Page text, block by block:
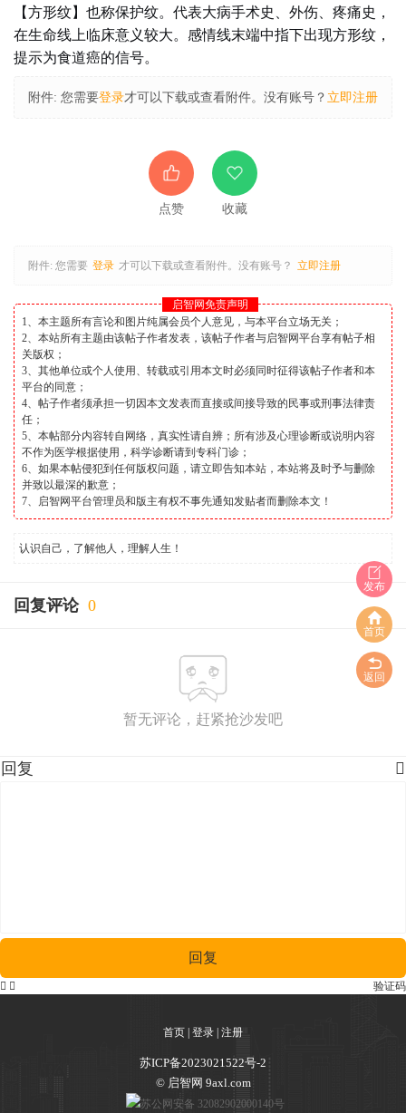
【方形纹】也称保护纹。代表大病手术史、外伤、疼痛史，
在生命线上临床意义较大。感情线末端中指下出现方形纹，
提示为食道癌的信号。
附件: 您需要登录才可以下载或查看附件。没有账号？ 立即注册
点赞 收藏
附件: 您需要 登录 才可以下载或查看附件。没有账号？ 立即注册
启智网免责声明
1、本主题所有言论和图片纯属会员个人意见，与本平台立场无关；
2、本站所有主题由该帖子作者发表，该帖子作者与启智网平台享有帖子相
关版权；
3、其他单位或个人使用、转载或引用本文时必须同时征得该帖子作者和本
平台的同意；
4、帖子作者须承担一切因本文发表而直接或间接导致的民事或刑事法律责
任；
5、本帖部分内容转自网络，真实性请自辨；所有涉及心理诊断或说明内容
不作为医学根据使用，科学诊断请到专科门诊；
6、如果本帖侵犯到任何版权问题，请立即告知本站，本站将及时予与删除
并致以最深的歉意；
7、启智网平台管理员和版主有权不事先通知发贴者而删除本文！
认识自己，了解他人，理解人生！
回复评论 0
暂无评论，赶紧抢沙发吧
发布
首页
返回

回复
回复
验证码
 
首页 登录 注册
苏ICP备2023021522号-2
© 启智网 9axl.com
苏公网安备 32082902000140号